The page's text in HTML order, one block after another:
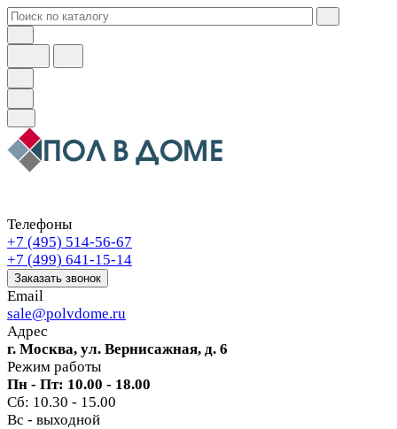
Телефоны
+7 (495) 514-56-67
+7 (499) 641-15-14
Заказать звонок
Email
sale@polvdome.ru
Адрес
г. Москва, ул. Вернисажная, д. 6
Режим работы
Пн - Пт: 10.00 - 18.00
Сб: 10.30 - 15.00
Вс - выходной